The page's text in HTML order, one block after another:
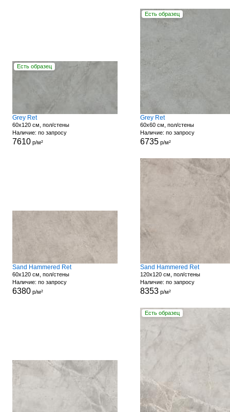
Есть образец
Grey Ret
60x120 см, пол/стены
Наличие: по запросу
7610р/м²
Есть образец
Grey Ret
60x60 см, пол/стены
Наличие: по запросу
6735р/м²
Sand Hammered Ret
60x120 см, пол/стены
Наличие: по запросу
6380р/м²
Sand Hammered Ret
120x120 см, пол/стены
Наличие: по запросу
8353р/м²
Есть образец